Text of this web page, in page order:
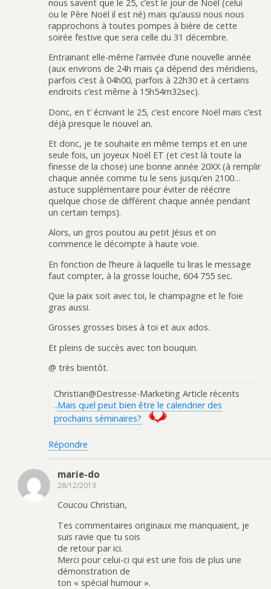
nous savent que le 25, c’est le jour de Noël (celui
ou le Père Noël il est né) mais qu’aussi nous nous
rapprochons à toutes pompes à bière de cette
soirée festive que sera celle du 31 décembre.
Entrainant elle-même l’arrivée d’une nouvelle année
(aux environs de 24h mais ça dépend des méridiens,
parfois c’est à 04h00, parfois à 22h30 et à certains
endroits c’est même à 15h54m32sec).
Donc, en t’ écrivant le 25, c’est encore Noël mais c’est
déjà presque le nouvel an.
Et donc, je te souhaite en même temps et en une
seule fois, un joyeux Noël ET (et c’est là toute la
finesse de la chose) une bonne année 20XX (à remplir
chaque année comme tu le sens jusqu’en 2100…
astuce supplémentaire pour éviter de réécrire
quelque chose de différent chaque année pendant
un certain temps).
Alors, un gros poutou au petit Jésus et on
commence le décompte à haute voie.
En fonction de l’heure à laquelle tu liras le message
faut compter, à la grosse louche, 604 755 sec.
Que la paix soit avec toi, le champagne et le foie
gras aussi.
Grosses grosses bises à toi et aux ados.
Et pleins de succès avec ton bouquin.
@ très bientôt.
Christian@Destresse-Marketing Article récents
..Mais quel peut bien être le calendrier des
prochains séminaires?
Répondre
marie-do
28/12/2013
Coucou Christian,
Tes commentaires originaux me manquaient, je
suis ravie que tu sois
de retour par ici.
Merci pour celui-ci qui est une fois de plus une
démonstration de
ton « spécial humour ».